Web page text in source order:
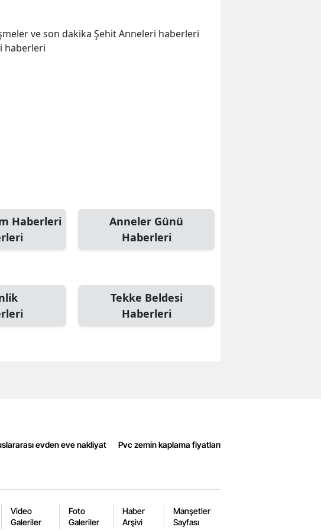
ve son dakika Şehit Anneleri haberleri
haberleri
Haberleri
Anneler Günü
Haberleri
Tekke Beldesi
Haberleri
evden eve nakliyat Pvc zemin kaplama fiyatları
Video
Galeriler
Foto
Galeriler
Haber
Arşivi
Manşetler
Sayfası